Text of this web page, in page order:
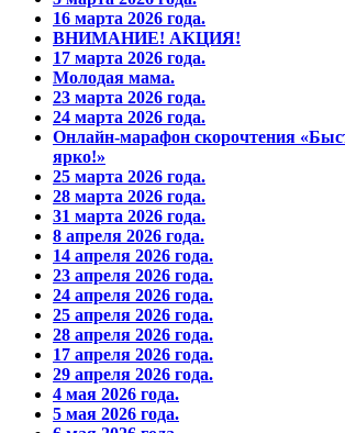
16 марта 2026 года.
ВНИМАНИЕ! АКЦИЯ!
17 марта 2026 года.
Молодая мама.
23 марта 2026 года.
24 марта 2026 года.
Онлайн-марафон скорочтения
ярко!»
25 марта 2026 года.
28 марта 2026 года.
31 марта 2026 года.
8 апреля 2026 года.
14 апреля 2026 года.
23 апреля 2026 года.
24 апреля 2026 года.
25 апреля 2026 года.
28 апреля 2026 года.
17 апреля 2026 года.
29 апреля 2026 года.
4 мая 2026 года.
5 мая 2026 года.